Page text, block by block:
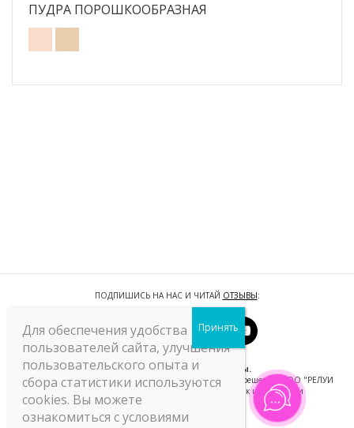
ПУДРА ПОРОШКООБРАЗНАЯ
ПОДПИШИСЬ НА НАС И ЧИТАЙ ОТЗЫВЫ:
© Relouis. Все права защищены.
Любое использование материалов допустимо только с разрешения ООО "РЕЛУИ
БЕЛ" или с указанием прямой ссылки на источник информации
Интернет-магазин "relouis.by"
Для обеспечения удобства
пользователей сайта, улучшения
пользовательского опыта и
сбора статистики используются
cookies. Вы можете
ознакомиться с условиями